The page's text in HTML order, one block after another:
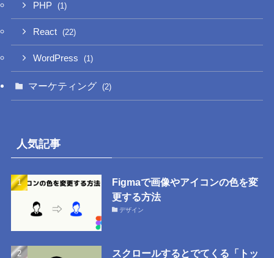
PHP (1)
React (22)
WordPress (1)
マーケティング (2)
人気記事
Figmaで画像やアイコンの色を変
更する方法
デザイン
スクロールするとでてくる「トッ